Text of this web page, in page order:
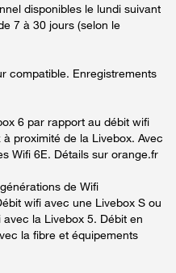
disponibles le lundi suivant
7 à 30 jours (selon le
compatible. Enregistrements
6 par rapport au débit wifi
proximité de la Livebox. Avec
Wifi 6E. Détails sur orange.fr
de Wifi
wifi avec une Livebox S ou
la Livebox 5. Débit en
la fibre et équipements